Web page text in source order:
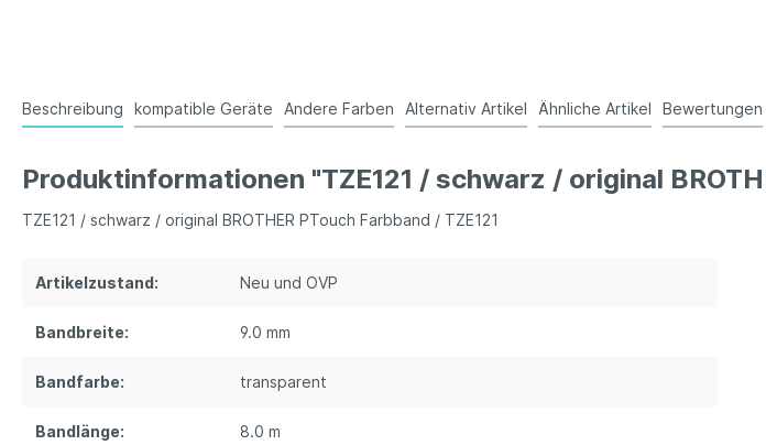
Beschreibung kompatible Geräte Andere Farben Alternativ Artikel Ähnliche Artikel Bewertungen
Produktinformationen "TZE121 / schwarz / original
TZE121 / schwarz / original BROTHER PTouch Farbband / TZE121
Artikelzustand: Neu und OVP
Bandbreite: 9.0 mm
Bandfarbe: transparent
Bandlänge: 8.0 m